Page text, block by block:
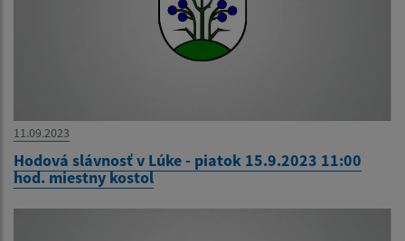
11.09.2023
Hodová slávnosť v Lúke - piatok 15.9.2023 11:00
hod. miestny kostol